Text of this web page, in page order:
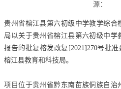
源：
贵州省榕江县第六初级中学教学综合
局以关于贵州省榕江县第六初级中学
报告的批复榕发改复[2021]270号批
榕江县教育和科技局。
项目位于贵州省黔东南苗族侗族自治